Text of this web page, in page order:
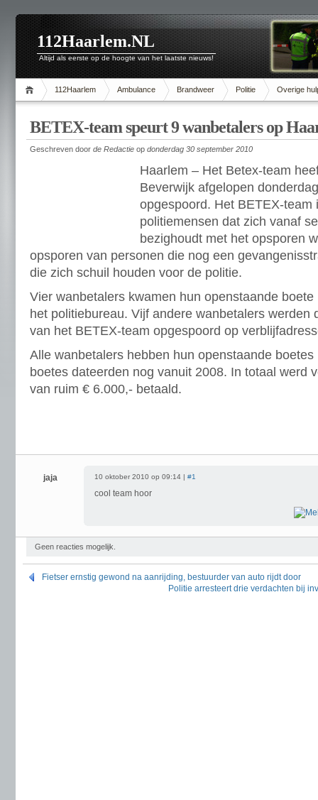
112Haarlem.NL
Altijd als eerste op de hoogte van het laatste nieuws!
112Haarlem Ambulance Brandweer Politie Overige
BETEX-team speurt 9 wanbetalers op
Geschreven door de Redactie op donderdag 30 september 2010
Haarlem – Het Betex-team
Beverwijk afgelopen
opgespoord. Het BETEX-team
politiemensen dat zich vanaf
bezighoudt met het opsporen
opsporen van personen die nog een
die zich schuil houden voor de politie.
Vier wanbetalers kwamen hun openstaande
het politiebureau. Vijf andere wanbetalers werden
van het BETEX-team opgespoord op
Alle wanbetalers hebben hun openstaande
boetes dateerden nog vanuit 2008. In totaal werd
van ruim € 6.000,- betaald.
jaja 10 oktober 2010 op 09:14 | #1
cool team hoor
Geen reacties mogelijk.
Fietser ernstig gewond na aanrijding, bestuurder van auto rijdt door
Politie arresteert drie verdachten bij